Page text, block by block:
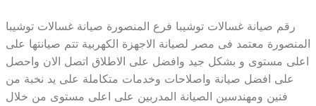
رقم صيانة غسالات توشيبا فرع المنصورة صيانة غسالات توشيبا
المنصورة معتمد فى مصر لصيانة الاجهزة الكهربية تتم صيانتها على
اعلى مستوى و بشكل جيد وافضل على الاطلاق اتصل الان واحصل
على افضل صيانة واصلاحات وخدمات متكاملة على يد نخبة من
فنين ومهندسين الصيانة المدربين على اعلى مستوى من خلال